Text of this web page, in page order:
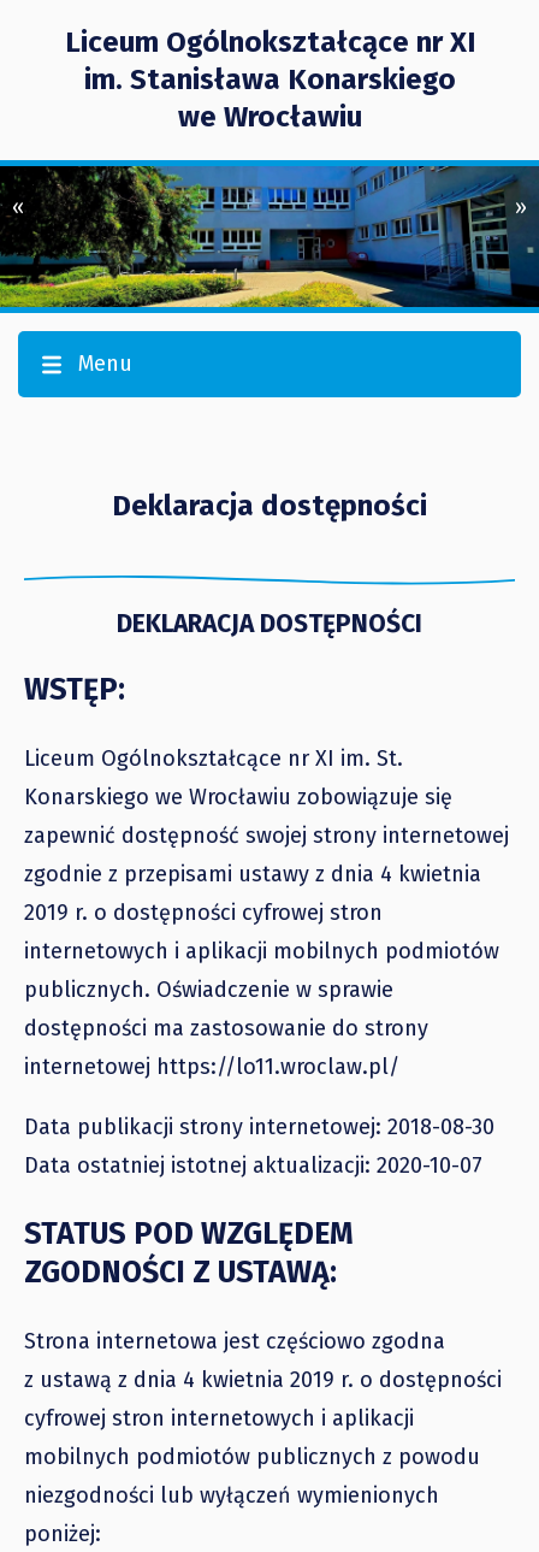
Liceum Ogólnokształcące nr XI
im. Stanisława Konarskiego
we Wrocławiu
« »
Menu
Deklaracja dostępności
DEKLARACJA DOSTĘPNOŚCI
WSTĘP:
Liceum Ogólnokształcące nr XI im. St.
Konarskiego we Wrocławiu zobowiązuje się
zapewnić dostępność swojej strony internetowej
zgodnie z przepisami ustawy z dnia 4 kwietnia
2019 r. o dostępności cyfrowej stron
internetowych i aplikacji mobilnych podmiotów
publicznych. Oświadczenie w sprawie
dostępności ma zastosowanie do strony
internetowej https://lo11.wroclaw.pl/
Data publikacji strony internetowej: 2018-08-30
Data ostatniej istotnej aktualizacji: 2020-10-07
STATUS POD WZGLĘDEM
ZGODNOŚCI Z USTAWĄ:
Strona internetowa jest częściowo zgodna
z ustawą z dnia 4 kwietnia 2019 r. o dostępności
cyfrowej stron internetowych i aplikacji
mobilnych podmiotów publicznych z powodu
niezgodności lub wyłączeń wymienionych
poniżej: